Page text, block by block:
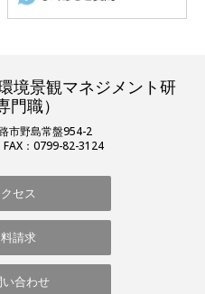
境景観マネジメント研
門職）
市野島常盤954-2
：0799-82-3124
セス
請求
い合わせ